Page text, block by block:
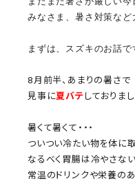
みなさま、暑さ対策など
まずは、スズキのお話
8月前半、あまりの暑さで
見事に夏バテ しておりま
暑くて暑くて・・・
ついつい冷たい物を体に取
なるべく胃腸は冷やさな
常温のドリンクや栄養の